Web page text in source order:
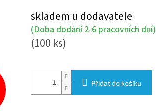
cena:
skladem u dodavatele
(Doba dodání 2-6 pracovních dní)
(100 ks)
Přidat do košíku